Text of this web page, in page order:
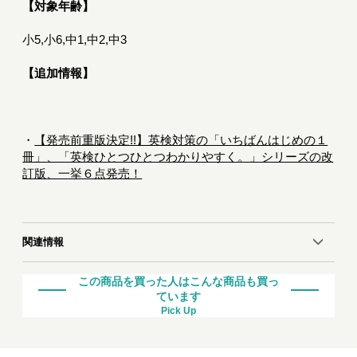
【対象年齢】
小5,小6,中1,中2,中3
【追加情報】
・
【発売前重版決定!!】英検対策の「いちばんはじめの１
冊」、「英検ひとつひとつわかりやすく。」シリーズの改
訂版、一挙６点発売！
関連情報
この商品を買った人はこんな商品も買っ
ています
Pick Up